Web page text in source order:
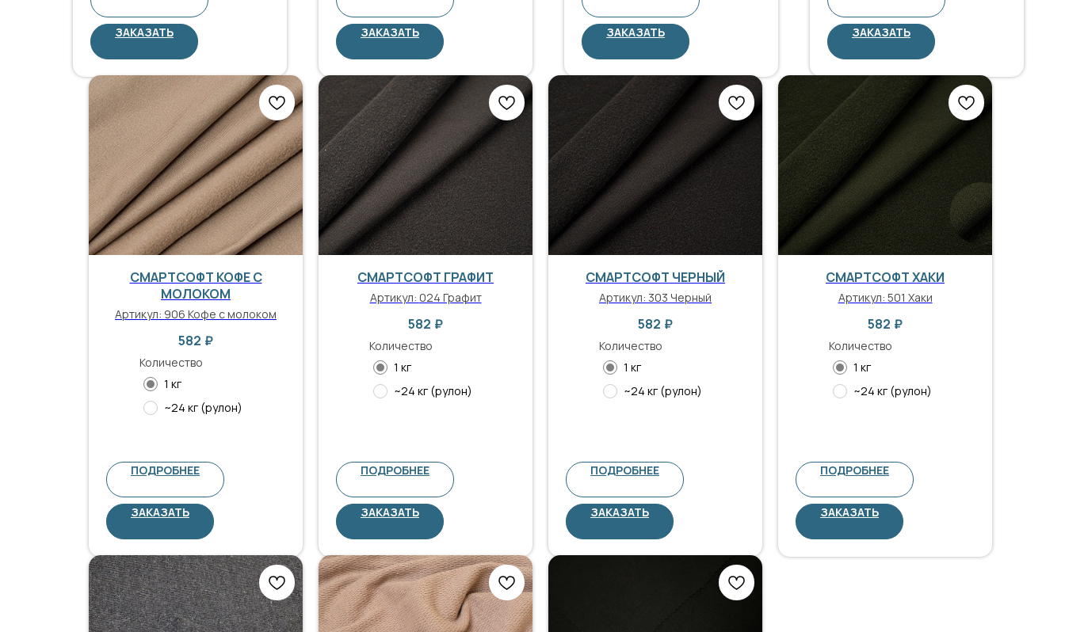
ЗАКАЗАТЬ ЗАКАЗАТЬ ЗАКАЗАТЬ ЗАКАЗАТЬ
СМАРТСОФТ КОФЕ С
МОЛОКОМ
Артикул: 906 Кофе с молоком
582 ₽
Количество
1 кг
~24 кг (рулон)
ПОДРОБНЕЕ
ЗАКАЗАТЬ
СМАРТСОФТ ГРАФИТ
Артикул: 024 Графит
582 ₽
Количество
1 кг
~24 кг (рулон)
ПОДРОБНЕЕ
ЗАКАЗАТЬ
СМАРТСОФТ ЧЕРНЫЙ
Артикул: 303 Черный
582 ₽
Количество
1 кг
~24 кг (рулон)
ПОДРОБНЕЕ
ЗАКАЗАТЬ
СМАРТСОФТ ХАКИ
Артикул: 501 Хаки
582 ₽
Количество
1 кг
~24 кг (рулон)
ПОДРОБНЕЕ
ЗАКАЗАТЬ